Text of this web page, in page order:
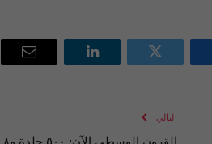
تويتر لينكدإن
البريد
التالي